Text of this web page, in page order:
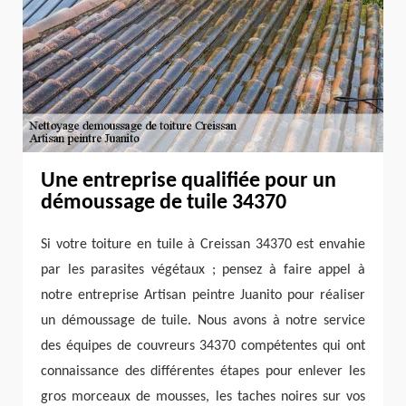
Une entreprise qualifiée pour un
démoussage de tuile 34370
Si votre toiture en tuile à Creissan 34370 est envahie
par les parasites végétaux ; pensez à faire appel à
notre entreprise Artisan peintre Juanito pour réaliser
un démoussage de tuile. Nous avons à notre service
des équipes de couvreurs 34370 compétentes qui ont
connaissance des différentes étapes pour enlever les
gros morceaux de mousses, les taches noires sur vos